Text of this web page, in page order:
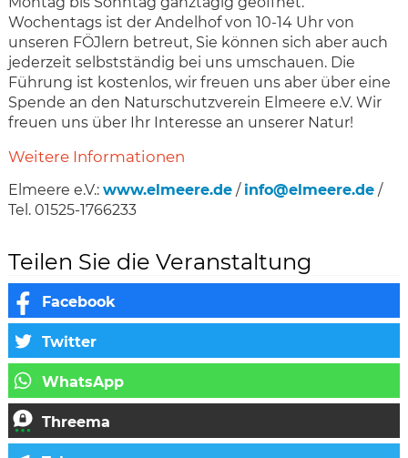
Wochentags ist der Andelhof von 10-14 Uhr von
unseren FÖJlern betreut, Sie können sich aber auch
jederzeit selbstständig bei uns umschauen. Die
Führung ist kostenlos, wir freuen uns aber über eine
Spende an den Naturschutzverein Elmeere e.V. Wir
freuen uns über Ihr Interesse an unserer Natur!
Weitere Informationen
Elmeere e.V.: www.elmeere.de/ info@elmeere.de/
Tel. 01525-1766233
Teilen Sie die Veranstaltung